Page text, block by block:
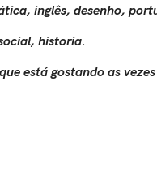
inglês, desenho,
historia.
está gostando as